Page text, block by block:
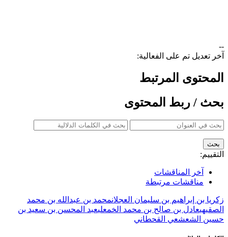
--
آخر تعديل تم على الفعالية:
المحتوى المرتبط
بحث / ربط المحتوى
التقييم:
آخر المناقشات
مناقشات مرتبطة
زكريا بن إبراهيم بن سليمان العجلانمحمد بن عبدالله بن محمد
الصقيهيعادل بن صالح بن محمد الخمعليعبد المحسن بن سعيد بن
حسين الشعشعي القحطاني